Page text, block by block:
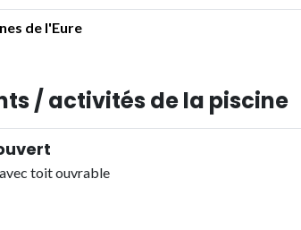
de l'Eure
/ activités de la piscine
toit ouvrable